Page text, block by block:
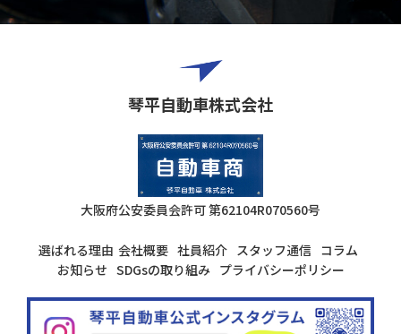
琴平自動車株式会社
大阪府公安委員会許可第62104R070560号
選ばれる理由 会社概要 社員紹介 スタッフ通信 コラム
お知らせ SDGsの取り組み プライバシーポリシー